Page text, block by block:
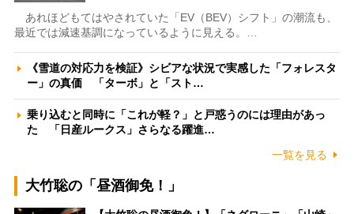
あれほどもてはやされていた「EV（BEV）シフト」の潮流も、
最近では減速基調になっているように見える。…
《雪道の対応力を検証》シビアな状況で実感した「フォレスタ
ー」の真価 「ターボ」と「スト…
乗り込むと同時に「これが軽？」と戸惑うのには理由があっ
た 「日産ルークス」さらなる躍進…
一覧を見る
大竹聡の「昼酒御免！」